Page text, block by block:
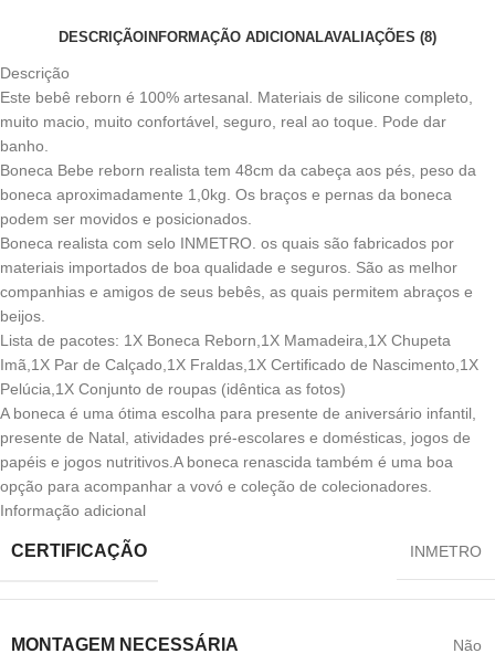
DESCRIÇÃO INFORMAÇÃO ADICIONALAVALIAÇÕES (8)
Descrição
Este bebê reborn é 100% artesanal. Materiais de silicone completo,
muito macio, muito confortável, seguro, real ao toque. Pode dar
banho.
Boneca Bebe reborn realista tem 48cm da cabeça aos pés, peso da
boneca aproximadamente 1,0kg. Os braços e pernas da boneca
podem ser movidos e posicionados.
Boneca realista com selo INMETRO. os quais são fabricados por
materiais importados de boa qualidade e seguros. São as melhor
companhias e amigos de seus bebês, as quais permitem abraços e
beijos.
Lista de pacotes: 1X Boneca Reborn,1X Mamadeira,1X Chupeta
Imã,1X Par de Calçado,1X Fraldas,1X Certificado de Nascimento,1X
Pelúcia,1X Conjunto de roupas (idêntica as fotos)
A boneca é uma ótima escolha para presente de aniversário infantil,
presente de Natal, atividades pré-escolares e domésticas, jogos de
papéis e jogos nutritivos.A boneca renascida também é uma boa
opção para acompanhar a vovó e coleção de colecionadores.
Informação adicional
CERTIFICAÇÃO ‎INMETRO
MONTAGEM NECESSÁRIA ‎Não